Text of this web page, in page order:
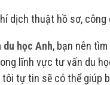
dịch thuật hồ sơ,
học Anh, bạn nên
lĩnh vực tư vấn du
tự tin sẽ có thể giúp